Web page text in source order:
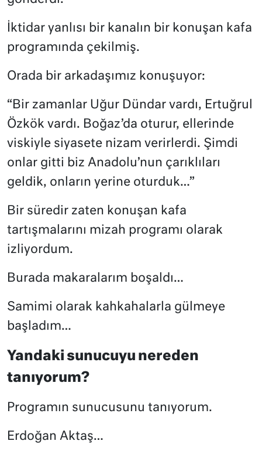
İktidar yanlısı bir kanalın bir konuşan kafa
programında çekilmiş.
Orada bir arkadaşımız konuşuyor:
“Bir zamanlar Uğur Dündar vardı, Ertuğrul
Özkök vardı. Boğaz’da oturur, ellerinde
viskiyle siyasete nizam verirlerdi. Şimdi
onlar gitti biz Anadolu’nun çarıklıları
geldik, onların yerine oturduk…”
Bir süredir zaten konuşan kafa
tartışmalarını mizah programı olarak
izliyordum.
Burada makaralarım boşaldı…
Samimi olarak kahkahalarla gülmeye
başladım…
Yandaki sunucuyu nereden
tanıyorum?
Programın sunucusunu tanıyorum.
Erdoğan Aktaş…